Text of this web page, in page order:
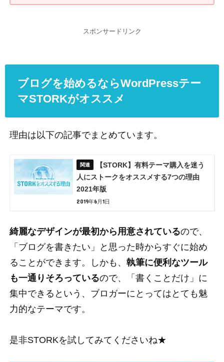
スポンサードリンク
ブログを始めるならWordPressテー
マSTORKがオススメ
理由は以下の記事でまとめています。
【STORK】有料テーマ購入を迷う
人にストークをオススメする7つの理由
2021年版
2019年6月1日
綺麗なデザインが最初から用意されているので、
「ブログを書きたい」と思った時からすぐに始め
ることができます。しかも、 執筆に便利なツール
も一通りそろっているので、「書くことだけ」に
集中できるという、ブロガーにとってはとても魅
力的なテーマです。
是非STORKを試してみてくださいね★